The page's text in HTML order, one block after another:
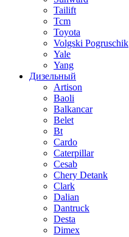
Tailift
Tcm
Toyota
Volgski Pogruschik
Yale
Yang
Дизельный
Artison
Baoli
Balkancar
Belet
Bt
Cardo
Caterpillar
Cesab
Chery Detank
Clark
Dalian
Dantruck
Desta
Dimex